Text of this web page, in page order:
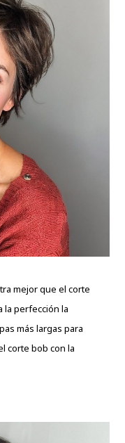
mejor que el corte
la perfección la
más largas para
corte bob con la